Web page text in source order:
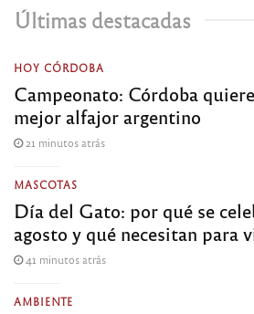
Últimas destacadas
HOY CÓRDOBA
Campeonato: Córdoba
mejor alfajor argentino
21 minutos atrás
MASCOTAS
Día del Gato: por qué se
agosto y qué necesitan para
41 minutos atrás
AMBIENTE